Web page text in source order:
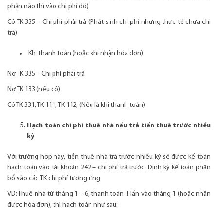
phận nào thì vào chi phí đó)
Có TK 335 – Chi phí phải trả (Phát sinh chi phí nhưng thực tế chưa chi
trả)
Khi thanh toán (hoặc khi nhận hóa đơn):
Nợ TK 335 – Chi phí phải trả
Nợ TK 133 (nếu có)
Có TK 331, TK 111, TK 112, (Nếu là khi thanh toán)
Hạch toán chi phí thuê nhà nếu trả tiền thuê trước nhiều
kỳ
Với trường hợp này, tiền thuê nhà trả trước nhiều kỳ sẽ được kế toán
hạch toán vào tài khoản 242 – chi phí trả trước. Định kỳ kế toán phân
bổ vào các TK chi phí tương ứng
VD: Thuê nhà từ tháng 1 – 6, thanh toán 1 lần vào tháng 1 (hoặc nhận
được hóa đơn), thì hạch toán như sau: